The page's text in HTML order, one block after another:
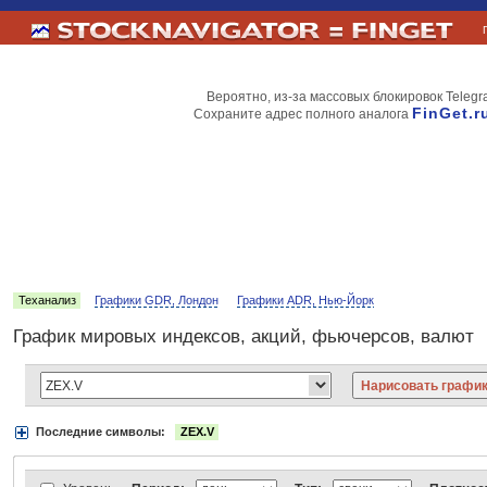
Вероятно, из-за массовых блокировок
Сохраните адрес полного аналога
Теханализ Графики GDR, Лондон Графики ADR, Нью-Йорк
График мировых индексов, акций, фьючерсов, валют
Последние символы:
ZEX.V
АДР Нью-Йорк:
Вымпелком Газпром Газпромнефть Киви ЛУКойл